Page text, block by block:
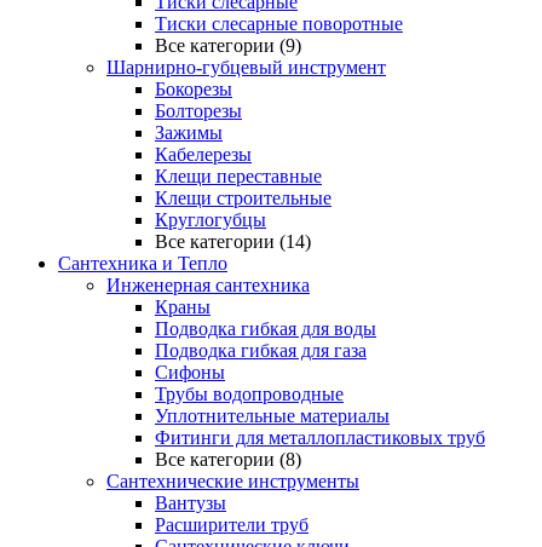
Тиски слесарные поворотные
Все категории (9)
Шарнирно-губцевый инструмент
Бокорезы
Болторезы
Зажимы
Кабелерезы
Клещи переставные
Клещи строительные
Круглогубцы
Все категории (14)
Сантехника и Тепло
Инженерная сантехника
Краны
Подводка гибкая для воды
Подводка гибкая для газа
Сифоны
Трубы водопроводные
Уплотнительные материалы
Фитинги для металлопластиковых труб
Все категории (8)
Сантехнические инструменты
Вантузы
Расширители труб